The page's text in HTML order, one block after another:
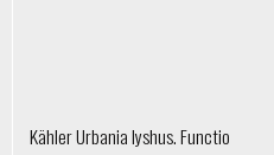
Kähler Urbania lyshus. Functio